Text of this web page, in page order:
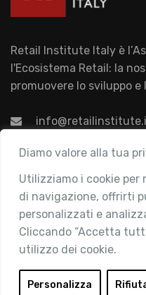
Diamo valore alla tua
Utilizziamo i cookie per
di navigazione, offrirti
personalizzati e
Cliccando “Accetta
utilizzo dei cookie.
Personalizza
Retail Institute Italy è
l'Ecosistema Retail: la
promuovere lo sviluppo
Associazione
Chi siamo
Attività
Contatti
Area Riservata
Login